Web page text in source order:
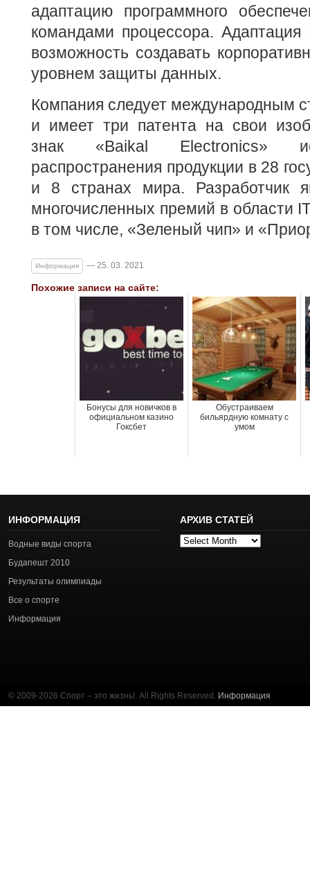
адаптацию программного
командами процессора.
возможность создавать
уровнем защиты данных.
Компания следует международным
и имеет три патента на свои
знак «Baikal Electronics»
распространения продукции в 28
и 8 странах мира. Разработчик
многочисленных премий в области
в том числе, «Зеленый чип» и
Информация — 25. 03. 2021
Похожие записи на сайте:
Бонусы для новичков в
официальном казино
Гоксбет
Обустраиваем
бильярдную комнату с
умом
ИНФОРМАЦИЯ
Водные виды спорта
Будапешт 2010
Результаты олимпиады
Все о спорте
Информация
АРХИВ СТАТЕЙ
Архив
© 2009-2026 Спорт – это жизнь!. All Rights Reserved. Информация